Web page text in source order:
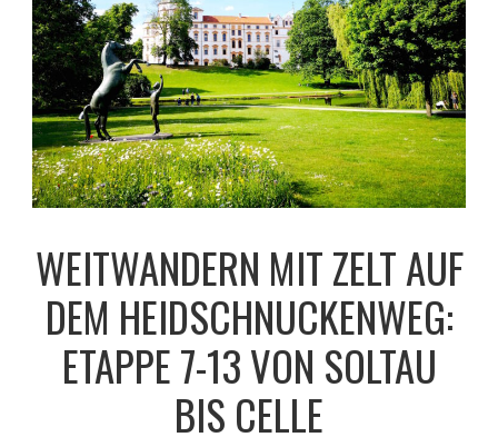
WEITWANDERN MIT ZELT AUF
DEM HEIDSCHNUCKENWEG:
ETAPPE 7-13 VON SOLTAU
BIS CELLE